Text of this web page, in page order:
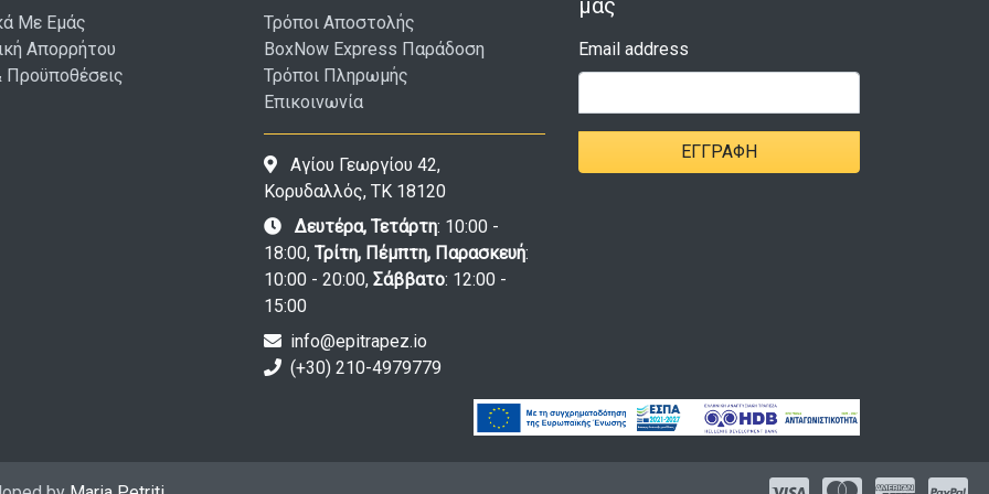
Με Εμάς
Απορρήτου
Προϋποθέσεις
Τρόποι Αποστολής
BoxNow Express Παράδοση
Τρόποι Πληρωμής
Επικοινωνία
Αγίου Γεωργίου 42,
Κορυδαλλός, ΤΚ 18120
Δευτέρα, Τετάρτη: 10:00 -
18:00, Τρίτη, Πέμπτη, Παρασκευή:
10:00 - 20:00, Σάββατο: 12:00 -
15:00
info@epitrapez.io
(+30) 210-4979779
μας
Email address
ΕΓΓΡΑΦΉ